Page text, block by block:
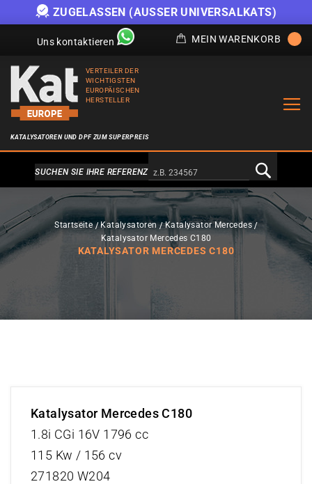
ANGEBOT SOLANGE DER VORRAT REICHT
Uns kontaktieren MEIN WARENKORB
VERTEILER DER
WICHTIGSTEN
EUROPÄISCHEN
HERSTELLER
KATALYSATOREN UND DPF ZUM SUPERPREIS
Alternativa a Doofinder
SUCHEN SIE IHRE REFERENZ
Startseite Katalysatoren
Katalysator Mercedes
Katalysator Mercedes C180
KATALYSATOR MERCEDES C180
Katalysator Mercedes C180
1.8i CGi 16V 1796 cc
115 Kw / 156 cv
271820 W204